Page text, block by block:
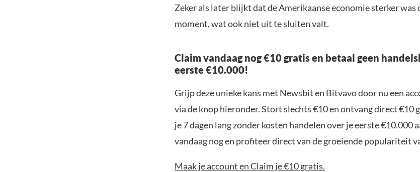
Zeker als later blijkt dat de Amerikaanse economie sterker was
moment, wat ook niet uit te sluiten valt.
Claim vandaag nog €10 gratis en betaal geen
eerste €10.000!
Grijp deze unieke kans met Newsbit en Bitvavo door nu een
via de knop hieronder. Stort slechts €10 en ontvang direct €10
je 7 dagen lang zonder kosten handelen over je eerste €10.000
vandaag nog en profiteer direct van de groeiende populariteit
Maak je account en Claim je €10 gratis.